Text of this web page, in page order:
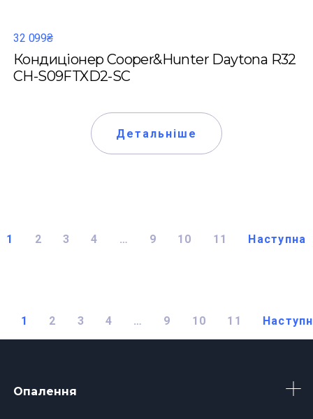
32 099₴
Кондиціонер Cooper&Hunter Daytona R32
CH-S09FTXD2-SC
Детальніше
1 2 3 4 … 9 10 11 Наступна
1 2 3 4 … 9 10 11
Опалення